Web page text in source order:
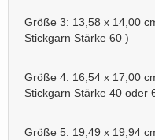
Größe 3: 13,58 x 14,00
Stickgarn Stärke 60 )
Größe 4: 16,54 x 17,00
Stickgarn Stärke 40 oder
Größe 5: 19,49 x 19,94